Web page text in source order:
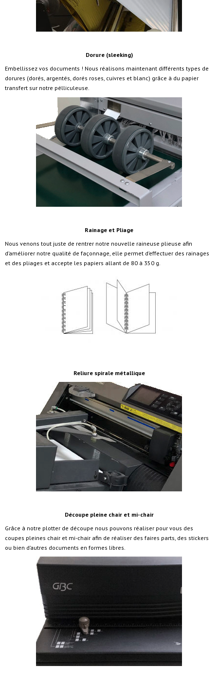
Dorure (sleeking)
Embellissez vos documents ! Nous réalisons maintenant différents types de
dorures (dorés, argentés, dorés roses, cuivres et blanc) grâce à du papier
transfert sur notre pélliculeuse.
Rainage et Pliage
Nous venons tout juste de rentrer notre nouvelle raineuse plieuse afin
d’améliorer notre qualité de façonnage, elle permet d’effectuer des rainages
et des pliages et accepte les papiers allant de 80 à 350 g.
Reliure spirale métallique
Découpe pleine chair et mi-chair
Grâce à notre plotter de découpe nous pouvons réaliser pour vous des
coupes pleines chair et mi-chair afin de réaliser des faires parts, des stickers
ou bien d’autres documents en formes libres.